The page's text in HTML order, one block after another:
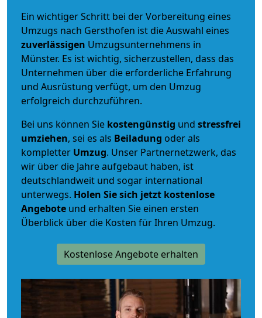
Ein wichtiger Schritt bei der Vorbereitung eines
Umzugs nach Gersthofen ist die Auswahl eines
zuverlässigen Umzugsunternehmens in
Münster. Es ist wichtig, sicherzustellen, dass das
Unternehmen über die erforderliche Erfahrung
und Ausrüstung verfügt, um den Umzug
erfolgreich durchzuführen.
Bei uns können Sie kostengünstig und stressfrei
umziehen, sei es als Beiladung oder als
kompletter Umzug. Unser Partnernetzwerk, das
wir über die Jahre aufgebaut haben, ist
deutschlandweit und sogar international
unterwegs. Holen Sie sich jetzt kostenlose
Angebote und erhalten Sie einen ersten
Überblick über die Kosten für Ihren Umzug.
Kostenlose Angebote erhalten